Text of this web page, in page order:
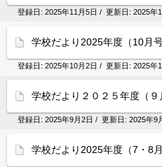
登録日: 2025年11月5日 / 更新日: 2025年
学校だより2025年度（10月号
登録日: 2025年10月2日 / 更新日: 2025年
学校だより２０２５年度（９
登録日: 2025年9月2日 / 更新日: 2025年9
学校だより2025年度（7・8月